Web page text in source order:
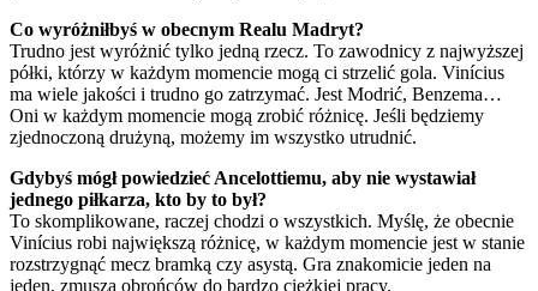
Co wyróżniłbyś w obecnym Realu Madryt?
Trudno jest wyróżnić tylko jedną rzecz. To zawodnicy z najwyższej
półki, którzy w każdym momencie mogą ci strzelić gola. Vinícius
ma wiele jakości i trudno go zatrzymać. Jest Modrić, Benzema…
Oni w każdym momencie mogą zrobić różnicę. Jeśli będziemy
zjednoczoną drużyną, możemy im wszystko utrudnić.
Gdybyś mógł powiedzieć Ancelottiemu, aby nie wystawiał
jednego piłkarza, kto by to był?
To skomplikowane, raczej chodzi o wszystkich. Myślę, że obecnie
Vinícius robi największą różnicę, w każdym momencie jest w stanie
rozstrzygnąć mecz bramką czy asystą. Gra znakomicie jeden na
jeden, zmusza obrońców do bardzo ciężkiej pracy.